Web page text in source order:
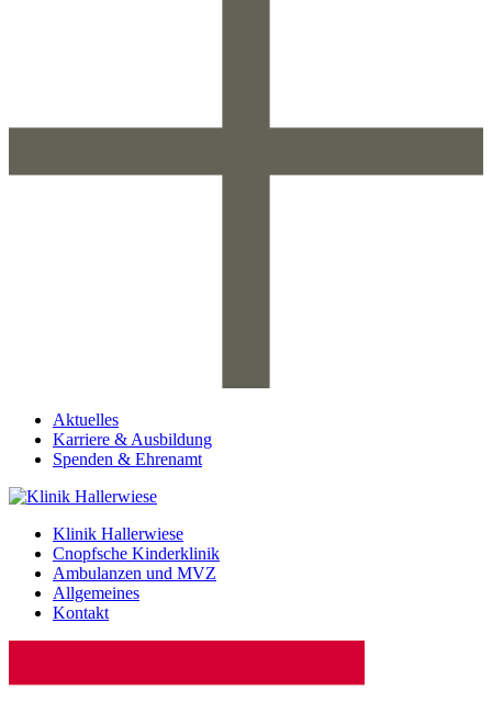
Aktuelles
Karriere & Ausbildung
Spenden & Ehrenamt
Klinik Hallerwiese
Cnopfsche Kinderklinik
Ambulanzen und MVZ
Allgemeines
Kontakt